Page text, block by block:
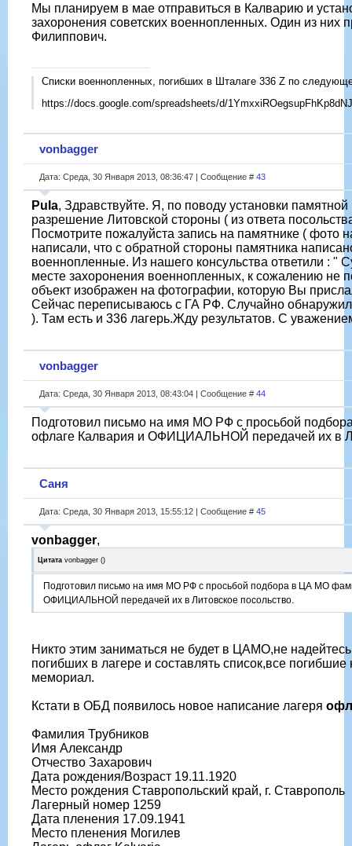
Мы планируем в мае отправиться в Калварию и
захоронения советских военнопленных. Один из
Филиппович.
Списки военнопленных, погибших в Шталаге 336 Z по
https://docs.google.com/spreadsheets/d/
vonbagger
Дата: Среда, 30 Января 2013, 08:36:47 | Сообщение # 43
Pula, Здравствуйте. Я, по поводу установки
разрешение Литовской стороны ( из ответа
Посмотрите пожалуйста запись на памятнике ( фото
написали, что с обратной стороны памятника
военнопленные. Из нашего консульства ответили : "
месте захоронения военнопленных, к сожалению не
объект изображен на фотографии, которую Вы
Сейчас переписываюсь с ГА РФ. Случайно
). Там есть и 336 лагерь.Жду результатов. С
vonbagger
Дата: Среда, 30 Января 2013, 08:43:04 | Сообщение # 44
Подготовил письмо на имя МО РФ с просьбой
офлаге Калвария и ОФИЦИАЛЬНОЙ передачей их в
Саня
Дата: Среда, 30 Января 2013, 15:55:12 | Сообщение # 45
vonbagger,
Цитата vonbagger ()
Подготовил письмо на имя МО РФ с просьбой подбора в ЦА МО
ОФИЦИАЛЬНОЙ передачей их в Литовское посольство.
Никто этим заниматься не будет в ЦАМО,не
погибших в лагере и составлять список,все
мемориал.
Кстати в ОБД появилось новое написание лагеря
Фамилия Трубников
Имя Александр
Отчество Захарович
Дата рождения/Возраст 19.11.1920
Место рождения Ставропольский край, г. Ставрополь
Лагерный номер 1259
Дата пленения 17.09.1941
Место пленения Могилев